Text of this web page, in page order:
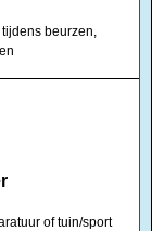
beurzen,
of tuin/sport